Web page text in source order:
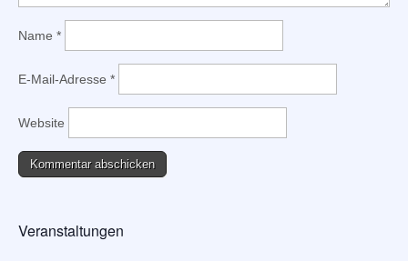
Name *
E-Mail-Adresse *
Website
Veranstaltungen